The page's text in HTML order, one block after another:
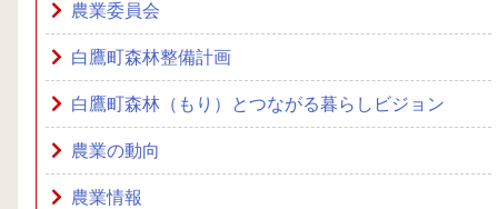
農業委員会
白鷹町森林整備計画
白鷹町森林（もり）とつながる暮らしビジョン
農業の動向
農業情報